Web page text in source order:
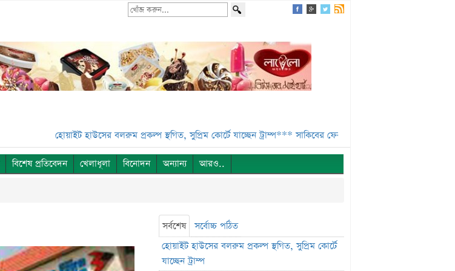
হোয়াইট হাউসের বলরুম প্রকল্প স্থগিত, সুপ্রিম কোর্টে যাচ্ছেন ট্রাম্প*** সাকিবের ফেরা নিয়ে কঠোর অবস্থানে ক্রীড়া প্রতিমন্ত্রী***
বিশেষ প্রতিবেদন খেলাধূলা বিনোদন অন্যান্য আরও..
সর্বশেষ
সর্বোচ্চ পঠিত
হোয়াইট হাউসের বলরুম প্রকল্প স্থগিত, সুপ্রিম কোর্টে
যাচ্ছেন ট্রাম্প